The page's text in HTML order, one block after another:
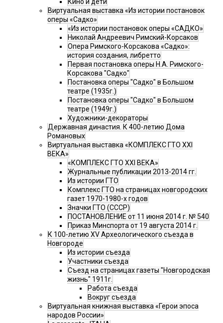
Кино и дети
Виртуальная выставка «Из истории постановок
оперы «Садко»
«Из истории постановок оперы «САДКО»
Николай Андреевич Римский-Корсаков
Опера Римского-Корсакова «Садко»:
история создания, либретто
Первая постановка оперы Н.А. Римского-
Корсакова "Садко"
Постановка оперы "Садко" в Большом
театре (1935г.)
Постановка оперы "Садко" в Большом
театре (1949г.)
Художники-декораторы
Державная династия. К 400-летию Дома
Романовых
Виртуальная выставка «КОМПЛЕКС ГТО XXI
ВЕКА»
«КОМПЛЕКС ГТО XXI ВЕКА»
Журнальные публикации 2013-2014 гг.
Из истории ГТО
Комплекс ГТО на страницах новгородских
газет 1970-1980-х годов
Значки ГТО (СССР)
ПОСТАНОВЛЕНИЕ от 11 июня 2014 г. № 540
Приказ Минспорта от 19 августа 2014 г.
К 100-летию XV Археологического съезда в
Новгороде
Из истории съезда
Участники съезда
Cъезд на страницах газеты "Новгородская
жизнь" 1911г.
Работа съезда
Вокруг съезда
Виртуальная книжная выставка «Герои эпоса
народов России»